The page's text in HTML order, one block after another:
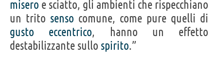
misero e sciatto, gli ambienti che rispecchiano
un trito senso comune, come pure quelli di
gusto
eccentrico, hanno un effetto
destabilizzante sullo spirito.”